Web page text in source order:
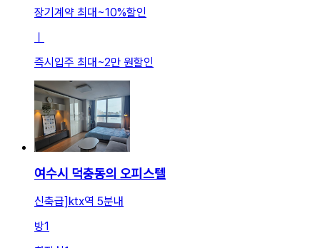
장기계약 최대~10%할인
ㅣ
즉시입주 최대~2만 원할인
여수시 덕충동의 오피스텔
신축급]ktx역 5분내
방1